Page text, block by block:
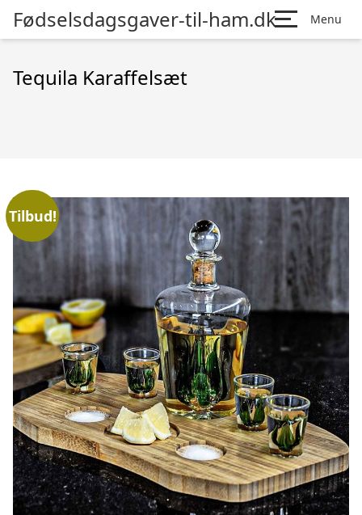
Fødselsdagsgaver-til-ham.dk Menu
Tequila Karaffelsæt
Tilbud!